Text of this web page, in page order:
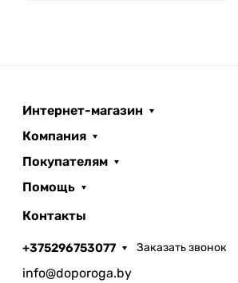
Интернет-магазин
Компания
Покупателям
Помощь
Контакты
+375296753077 Заказать звонок
info@doporoga.by